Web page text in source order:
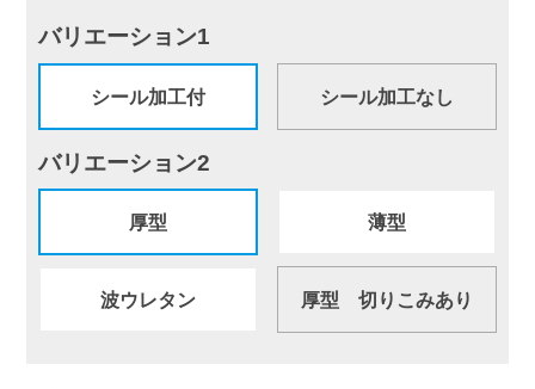
バリエーション1
シール加工付 シール加工なし
バリエーション2
厚型 薄型
波ウレタン 厚型 切りこみあり